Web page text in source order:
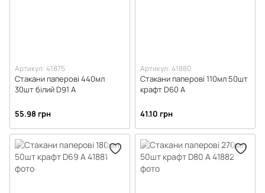
Артикул: 41875
Стакани паперові 440мл
30шт білий D91 А
55.98 грн
Артикул: 41880
Стакани паперові 110мл 50шт
крафт D60 А
41.10 грн